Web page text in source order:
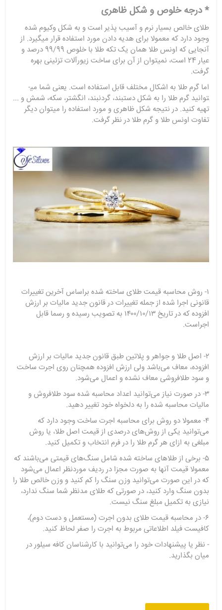
* درجه خلوص و شکل ظاهری
طلای خالص بسیار نرم و آسیب پذیر است و به شکل وکیوم شده
وجود دارد که معمولا برای هدیه دادن مورد استفاده قرار می­گیرد. از
آنجایی که اونس طلا همان یک تکه طلا با خلوص 99/99 درصد و
عیار 24 است، نمی­توان از آن برای ساخت زیورآلات تزئینی بهره
گرفت.
اما گرم طلا به اشکال مختلف قابل استفاده است. یعنی شما می­
توانید گرم طلا را به شکل دستبند، گردنبند، انگشتر، سکه، شمش و ...
تهیه کنید. در نتیجه شکل ظاهری و مورد استفاده را می­توان دیگر
تفاوت اونس طلا و گرم طلا در نظر گرفت.
۱- روش محاسبه قیمت طلای ساخته شده براساس آخرین تغییرات
قانونی اجرا شده از جمله تغییرات در قانون جدید مالیات بر ارزش
افزوده که در تاریخ ۱۴۰۰/۱۰/۱۳ به تصویب رسیده و رسما قابل
اجراست.
۲- اصل طلا و جواهر و پلاتین طبق قانون جدید مالیات بر ارزش
افزوده، معاف می‌باشد ولی ارزش افزوده همچنان روی اجرت ساخت
و سود طلافروشی معاف نشده و اعمال می‌شود.
۳- در صورت نیاز می‌توانید اعداد محاسبه شده سود طلافروش و
مالیات محاسبه شده را به دلخواه خود تغییر دهید.
۴- معمولا دو روش برای محاسبه اجرت ساخت وجود دارد که
می‌توانید یکی از روش‌های درصدی از قیمت اصل طلا، یا روش
مبلغی به ازای هر گرم طلا را در فرم انتخاب و تکمیل کنید.
۵- برخی از طلاهای ساخته شده شامل
سنگ‌های قیمتی می‌باشند که
معمولا قیمت آنها به صورت مجزا در ردیف موردنظر اعمال می‌شود
که در این صورت می‌توانید وزن سنگ را کم کنید و وزن خالص طلا را
بدون سنگ وارد کنید، در صورتی که طلای مدنظر شما سنگ ندارد،
نیازی به تکمیل مبلغ سنگ نیست.
۶- در محاسبه قیمت طلای بدون اجرت (مستعمل و دست دوم)،
کافیست فیلد اطلاعاتی مربوط به اجرت را صفر لحاظ کنید.
- نظر یا پیشنهادات خود را می‌توانید با کارشناسانکافه سیلوردر
میان بگذارید.